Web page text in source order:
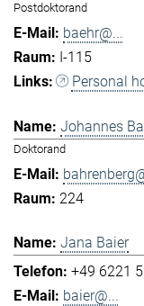
Postdoktorand
baehr@...
I-115
Personal
Johannes
Doktorand
224
Jana Baier
+49 6221
baier@...